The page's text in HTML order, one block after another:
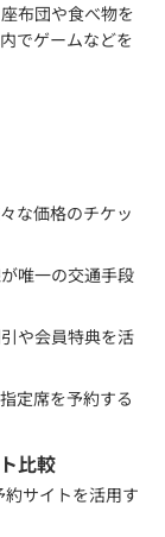
布団や食べ物を
でゲームなどを
な価格のチケッ
唯一の交通手段
や会員特典を活
定席を予約する
比較
サイトを活用す